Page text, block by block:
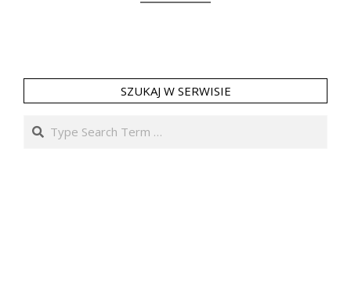
SZUKAJ W SERWISIE
Search